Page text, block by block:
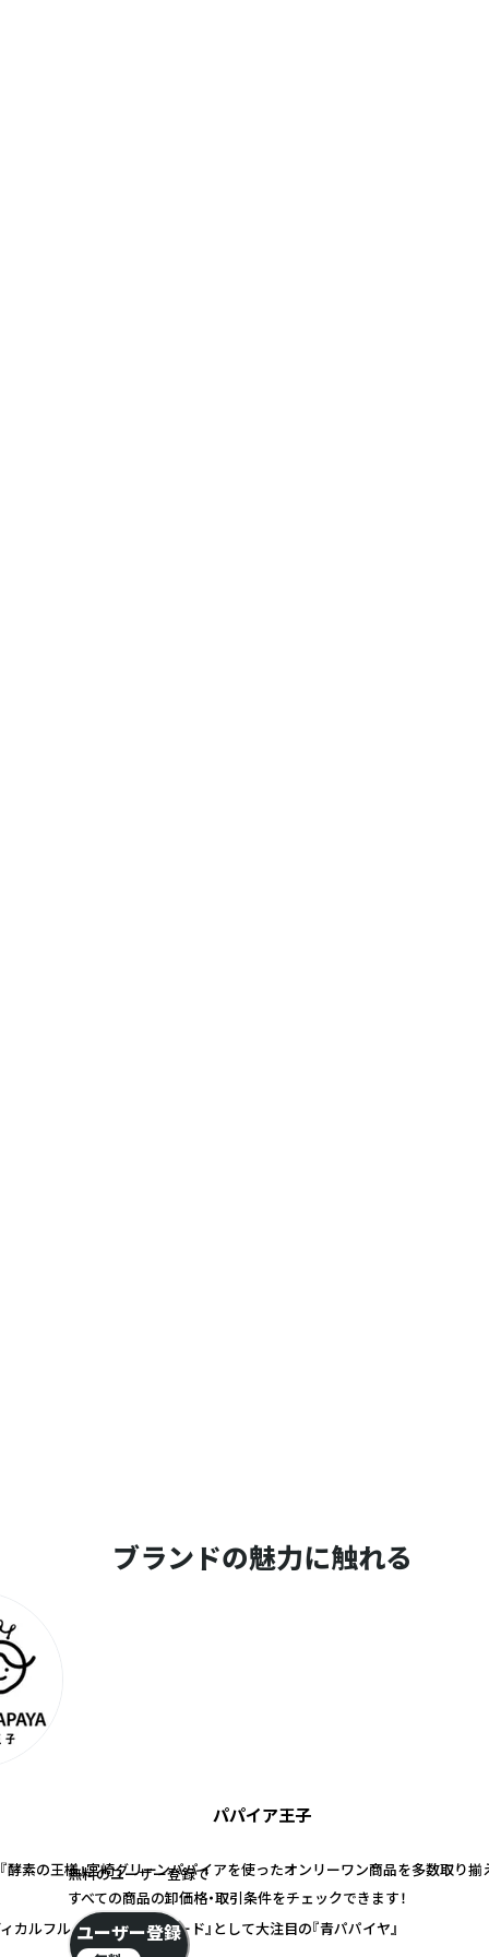
ブランドの魅力に触れる
パパイア王子
素の王様』宮崎グリーンパパイアを使ったオンリーワン商品を多数取り揃
カルフルーツ・スーパーフード』として大注目の『青パパイヤ』
無料のユーザー登録で
すべての商品の卸価格・取引条件をチェックできます！
ユーザー登録